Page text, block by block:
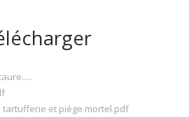
tartufferie et piège mortel.pdf